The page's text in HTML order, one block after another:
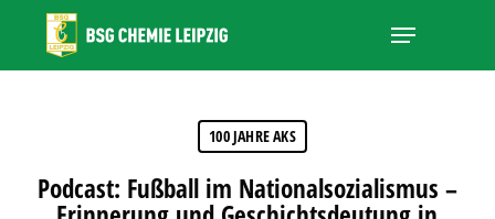
main
Menu
100 JAHRE AKS
Podcast: Fußball im Nationalsozialismus –
Close